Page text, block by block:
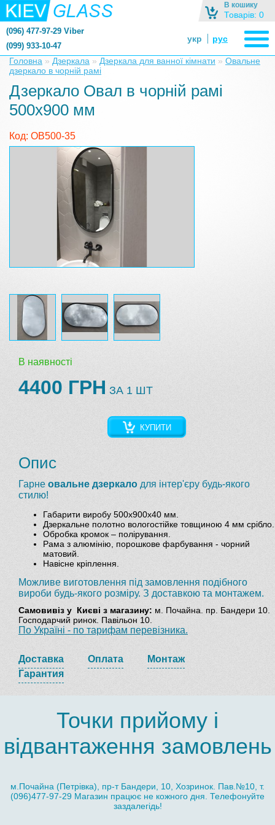
В кошику
Товарів: 0
(096) 477-97-29 Viber
(099) 933-10-47
zerkalonazakaz@gmail.com
zerkaloshop@ukr.net
укр рус
Головна » Дзеркала » Дзеркала для ванної кімнати » Овальне
дзеркало в чорній рамі
Дзеркало Овал в чорній рамі
500х900 мм
Код: ОВ500-35
В наявності
4400 ГРН ЗА 1 ШТ
КУПИТИ
Опис
Гарне овальне дзеркало для інтер'єру будь-якого
стилю!
Габарити виробу 500х900х40 мм.
Дзеркальне полотно вологостійке товщиною 4 мм срібло.
Обробка кромок – полірування.
Рама з алюмінію, порошкове фарбування - чорний
матовий.
Навісне кріплення.
Можливе виготовлення під замовлення подібного
вироби будь-якого розміру. З доставкою та монтажем.
Самовивіз у Києві з магазину: м. Почайна. пр. Бандери 10.
Господарчий ринок. Павільон 10.
По Україні - по тарифам перевізника.
Доставка Оплата
Монтаж
Гарантия
Точки прийому і
відвантаження замовлень
м.Почайна (Петрівка), пр-т Бандери, 10, Хозринок. Пав.№10, т.
(096)477-97-29 Магазин працює не кожного дня. Телефонуйте
заздалегідь!